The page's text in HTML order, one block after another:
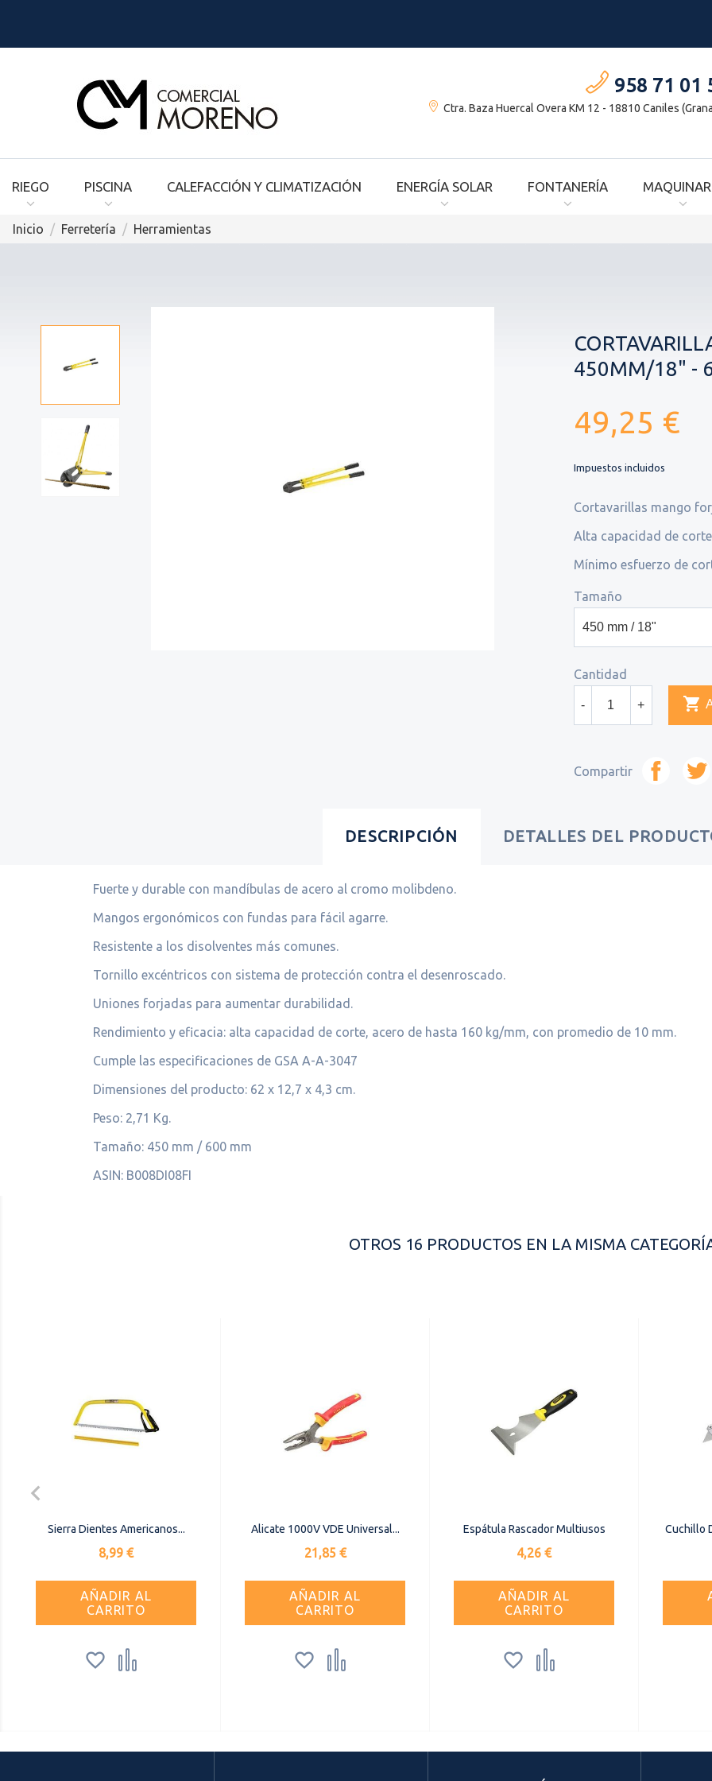
958 71 01
Ctra. Baza Huercal Overa KM 12 - 18810 Caniles
RIEGO PISCINA CALEFACCIÓN Y CLIMATIZACIÓN ENERGÍA SOLAR FONTANERÍA
Inicio Ferretería Herramientas
450MM/18" -
49,25 €
Impuestos incluidos
Cortavarillas mango
Alta capacidad de
Mínimo esfuerzo de
Tamaño
Cantidad
- + 
Compartir
DESCRIPCIÓN DETALLES DEL
Fuerte y durable con mandíbulas de acero al cromo molibdeno.
Mangos ergonómicos con fundas para fácil agarre.
Resistente a los disolventes más comunes.
Tornillo excéntricos con sistema de protección contra el desenroscado.
Uniones forjadas para aumentar durabilidad.
Rendimiento y eficacia: alta capacidad de corte, acero de hasta 160 kg/mm, con promedio de 10 mm.
Cumple las especificaciones de GSA A-A-3047
Dimensiones del producto: 62 x 12,7 x 4,3 cm.
Peso: 2,71 Kg.
Tamaño: 450 mm / 600 mm
ASIN: B008DI08FI
OTROS 16 PRODUCTOS EN LA MISMA

Sierra Dientes Americanos...
Precio
8,99 €
AÑADIR AL
CARRITO
 
Alicate 1000V VDE Universal...
Precio
21,85 €
AÑADIR AL
CARRITO
 
Espátula Rascador Multiusos
Precio
4,26 €
AÑADIR AL
CARRITO
 
Cuchillo